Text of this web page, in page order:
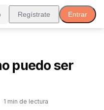
Regístrate Entrar
puedo ser
1 min de lectura